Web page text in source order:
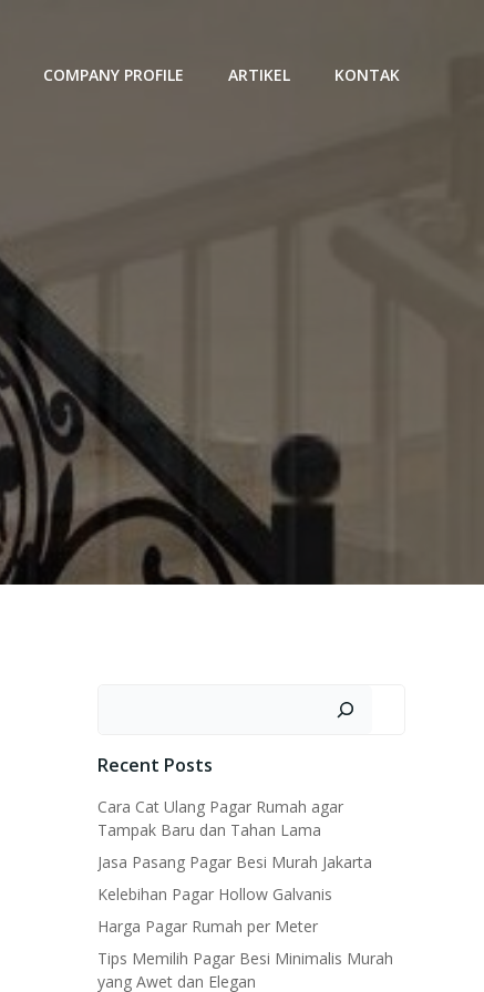
COMPANY PROFILE ARTIKEL KONTAK
Recent Posts
Cara Cat Ulang Pagar Rumah agar
Tampak Baru dan Tahan Lama
Jasa Pasang Pagar Besi Murah Jakarta
Kelebihan Pagar Hollow Galvanis
Harga Pagar Rumah per Meter
Tips Memilih Pagar Besi Minimalis Murah
yang Awet dan Elegan